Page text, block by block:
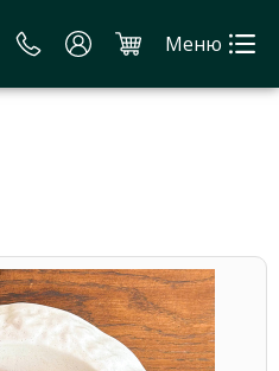
Меню